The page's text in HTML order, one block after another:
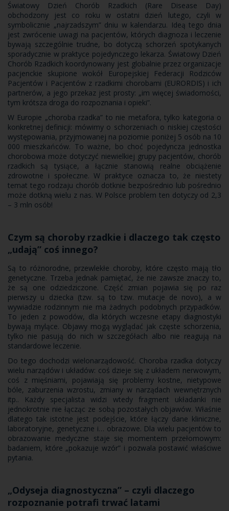
Światowy Dzień Chorób Rzadkich (Rare Disease Day)
obchodzony jest co roku w ostatni dzień lutego, czyli w
symbolicznie „najrzadszym” dniu w kalendarzu. Ideą tego dnia
jest zwrócenie uwagi na pacjentów, których diagnoza i leczenie
bywają szczególnie trudne, bo dotyczą schorzeń spotykanych
sporadycznie w praktyce pojedynczego lekarza. Światowy Dzień
Chorób Rzadkich koordynowany jest globalnie przez organizacje
pacjenckie skupione wokół Europejskiej Federacji Rodziców
Pacjentów i Pacjentów z rzadkimi chorobami (EURORDIS) i ich
partnerów, a jego przekaz jest prosty: „im więcej świadomości,
tym krótsza droga do rozpoznania i opieki”.
W Europie „choroba rzadka” to nie metafora, tylko kategoria o
konkretnej definicji: mówimy o schorzeniach o niskiej częstości
występowania, przyjmowanej na poziomie poniżej 5 osób na 10
000 mieszkańców. To ważne, bo choć pojedyncza jednostka
chorobowa może dotyczyć niewielkiej grupy pacjentów, chorób
rzadkich są tysiące, a łącznie stanowią realne obciążenie
zdrowotne i społeczne. W praktyce oznacza to, że niestety
temat tego rodzaju chorób dotknie bezpośrednio lub pośrednio
może dotkną wielu z nas. W Polsce problem ten dotyczy od 2,3
– 3 mln osób!
Czym są choroby rzadkie i dlaczego tak często
„udają” coś innego?
Są to różnorodne, przewlekłe choroby, które często mają tło
genetyczne. Trzeba jednak pamiętać, że nie zawsze znaczy to,
że są one odziedziczone. Część zmian pojawia się po raz
pierwszy u dziecka (tzw. są to tzw. mutacje de novo), a w
wywiadzie rodzinnym nie ma żadnych podobnych przypadków.
To jeden z powodów, dla których wczesne etapy diagnostyki
bywają mylące. Objawy mogą wyglądać jak częste schorzenia,
tylko nie pasują do nich w szczegółach albo nie reagują na
standardowe leczenie.
Do tego dochodzi wielonarządowość. Choroba rzadka dotyczy
wielu narządów i układów: coś dzieje się z układem nerwowym,
coś z mięśniami, pojawiają się problemy kostne, nietypowe
bóle, zaburzenia wzrostu, zmiany w narządach wewnętrznych
itp.. Każdy specjalista widzi wtedy fragment układanki nie
jednokrotnie nie łącząc ze sobą pozostałych objawów. Właśnie
dlatego tak istotne jest podejście, które łączy dane kliniczne,
laboratoryjne, genetyczne i… obrazowe. Dla wielu pacjentów to
obrazowanie medyczne staje się momentem przełomowym:
badaniem, które „pokazuje wzór” i pozwala postawić właściwe
pytania.
„Odyseja diagnostyczna” – czyli dlaczego
rozpoznanie potrafi trwać latami